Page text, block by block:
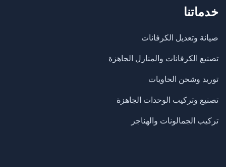
خدماتنا
صيانة وتعديل الكرفانات
تصنيع الكرفانات والمنازل الجاهزة
​توريد وشحن الحاويات
تصنيع وتركيب الوحدات الجاهزة
تركيب الجمالونات والهناجر